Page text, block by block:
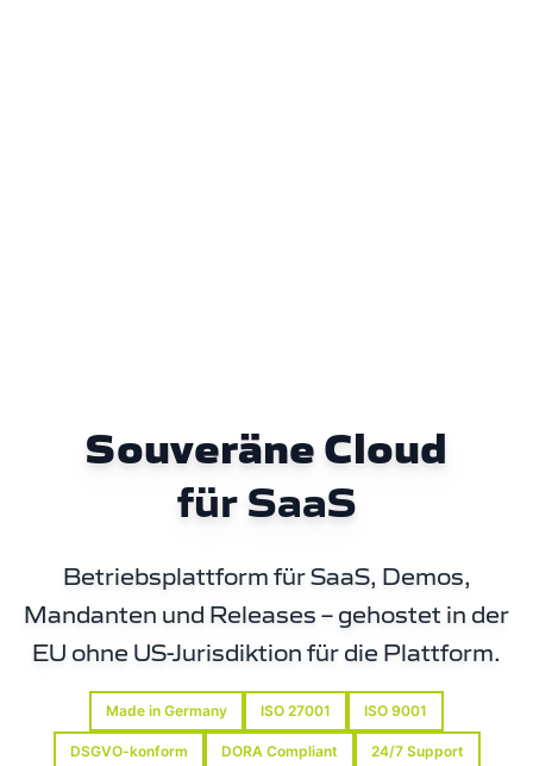
Souveräne Cloud
für SaaS
Betriebsplattform für SaaS, Demos,
Mandanten und Releases – gehostet in der
EU ohne US-Jurisdiktion für die Plattform.
Made in Germany ISO 27001 ISO 9001
DSGVO-konform DORA Compliant 24/7 Support